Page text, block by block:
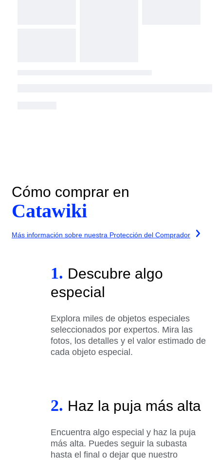
Cómo comprar en
Catawiki
Más información sobre nuestra Protección del Comprador
1. Descubre algo
especial
Explora miles de objetos especiales
seleccionados por expertos. Mira las
fotos, los detalles y el valor estimado de
cada objeto especial.
2. Haz la puja más alta
Encuentra algo especial y haz la puja
más alta. Puedes seguir la subasta
hasta el final o dejar que nuestro